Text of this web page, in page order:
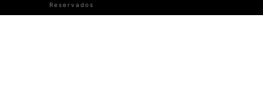
Reservados